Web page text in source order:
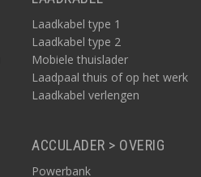
Laadkabel type 1
Laadkabel type 2
Mobiele thuislader
Laadpaal thuis of op het werk
Laadkabel verlengen
ACCULADER > OVERIG
Powerbank